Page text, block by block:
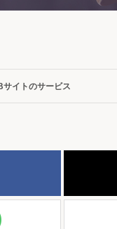
サイトのサービス